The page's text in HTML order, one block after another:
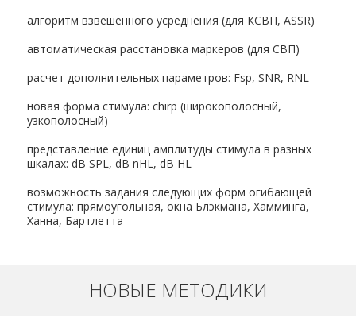
алгоритм взвешенного усреднения (для КСВП, ASSR)
автоматическая расстановка маркеров (для СВП)
расчет дополнительных параметров: Fsp, SNR, RNL
новая форма стимула: chirp (широкополосный,
узкополосный)
представление единиц амплитуды стимула в разных
шкалах: dB SPL, dB nHL, dB HL
возможность задания следующих форм огибающей
стимула: прямоугольная, окна Блэкмана, Хамминга,
Ханна, Бартлетта
НОВЫЕ МЕТОДИКИ